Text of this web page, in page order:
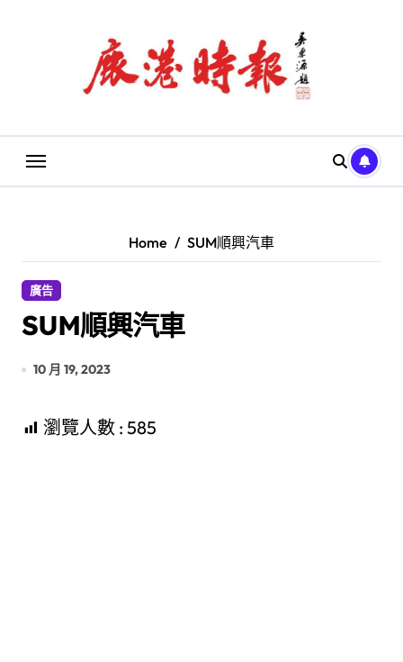
Home SUM順興汽車
廣告
SUM順興汽車
10 月 19, 2023
瀏覽人數 : 585